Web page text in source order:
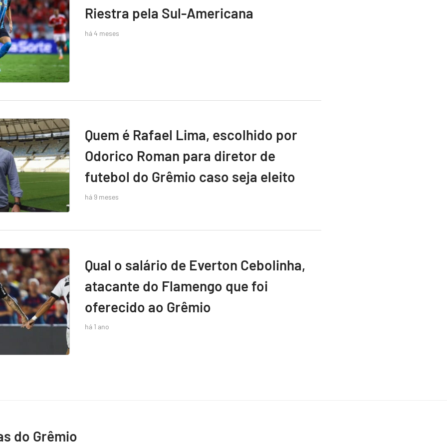
Riestra pela Sul-Americana
há 4 meses
Quem é Rafael Lima, escolhido por
Odorico Roman para diretor de
futebol do Grêmio caso seja eleito
há 9 meses
Qual o salário de Everton Cebolinha,
atacante do Flamengo que foi
oferecido ao Grêmio
há 1 ano
do Grêmio